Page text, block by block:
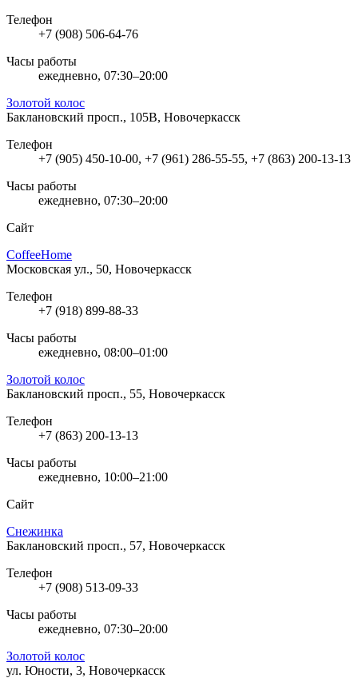
Телефон
+7 (908) 506-64-76
Часы работы
ежедневно, 07:30–20:00
Золотой колос
Баклановский просп., 105В, Новочеркасск
Телефон
+7 (905) 450-10-00, +7 (961) 286-55-55, +7 (863) 200-13-13
Часы работы
ежедневно, 07:30–20:00
Сайт
CoffeeHome
Московская ул., 50, Новочеркасск
Телефон
+7 (918) 899-88-33
Часы работы
ежедневно, 08:00–01:00
Золотой колос
Баклановский просп., 55, Новочеркасск
Телефон
+7 (863) 200-13-13
Часы работы
ежедневно, 10:00–21:00
Сайт
Снежинка
Баклановский просп., 57, Новочеркасск
Телефон
+7 (908) 513-09-33
Часы работы
ежедневно, 07:30–20:00
Золотой колос
ул. Юности, 3, Новочеркасск